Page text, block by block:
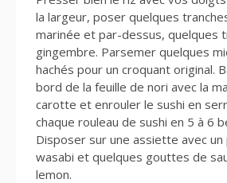
la largeur, poser quelques
marinée et par-dessus, quelques
gingembre. Parsemer quelques
hachés pour un croquant original.
bord de la feuille de nori avec la
carotte et enrouler le sushi en
chaque rouleau de sushi en 5 à 6
Disposer sur une assiette avec un
wasabi et quelques gouttes de
lemon.